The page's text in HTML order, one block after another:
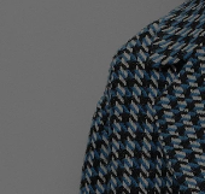
Regalos
Descubrir